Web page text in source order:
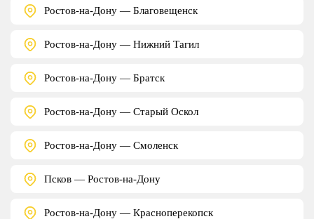
Ростов-на-Дону — Благовещенск
Ростов-на-Дону — Нижний Тагил
Ростов-на-Дону — Братск
Ростов-на-Дону — Старый Оскол
Ростов-на-Дону — Смоленск
Псков — Ростов-на-Дону
Ростов-на-Дону — Красноперекопск